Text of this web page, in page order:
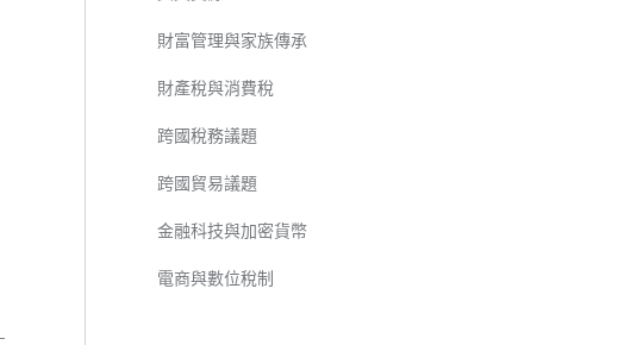
財富管理與家族傳承
財產稅與消費稅
跨國稅務議題
跨國貿易議題
金融科技與加密貨幣
電商與數位稅制